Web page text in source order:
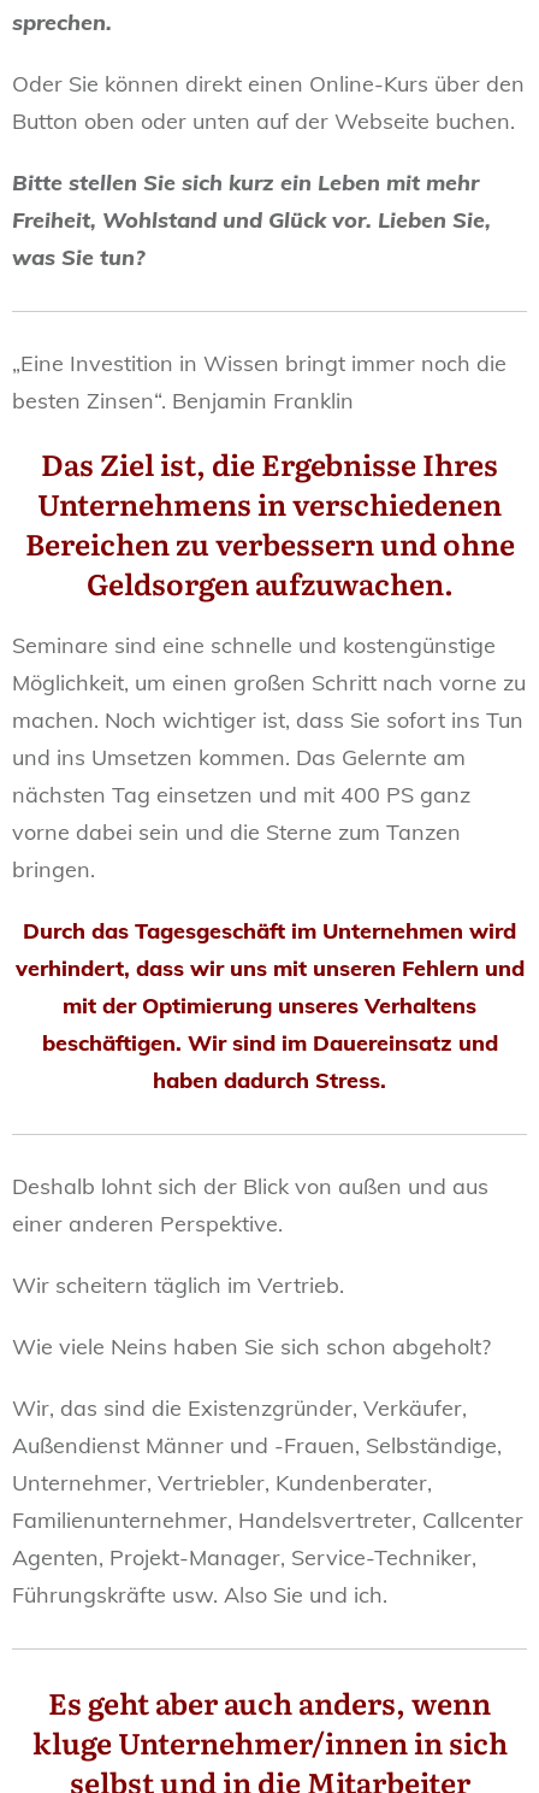
sprechen.
Oder Sie können direkt einen Online-Kurs über den
Button oben oder unten auf der Webseite buchen.
Bitte stellen Sie sich kurz ein Leben mit mehr
Freiheit, Wohlstand und Glück vor. Lieben Sie,
was Sie tun?
„Eine Investition in Wissen bringt immer noch die
besten Zinsen“. Benjamin Franklin
Das Ziel ist, die Ergebnisse Ihres
Unternehmens in verschiedenen
Bereichen zu verbessern und ohne
Geldsorgen aufzuwachen.
Seminare sind eine schnelle und kostengünstige
Möglichkeit, um einen großen Schritt nach vorne zu
machen. Noch wichtiger ist, dass Sie sofort ins Tun
und ins Umsetzen kommen. Das Gelernte am
nächsten Tag einsetzen und mit 400 PS ganz
vorne dabei sein und die Sterne zum Tanzen
bringen.
Durch das Tagesgeschäft im Unternehmen wird
verhindert, dass wir uns mit unseren Fehlern und
mit der Optimierung unseres Verhaltens
beschäftigen. Wir sind im Dauereinsatz und
haben dadurch Stress.
Deshalb lohnt sich der Blick von außen und aus
einer anderen Perspektive.
Wir scheitern täglich im Vertrieb.
Wie viele Neins haben Sie sich schon abgeholt?
Wir, das sind die Existenzgründer, Verkäufer,
Außendienst Männer und -Frauen, Selbständige,
Unternehmer, Vertriebler, Kundenberater,
Familienunternehmer, Handelsvertreter, Callcenter
Agenten, Projekt-Manager, Service-Techniker,
Führungskräfte usw. Also Sie und ich.
Es geht aber auch anders, wenn
kluge Unternehmer/innen in sich
selbst und in die Mitarbeiter